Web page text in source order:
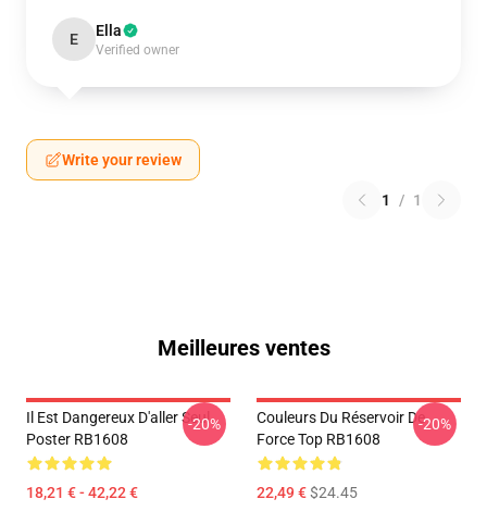
E Ella
Verified owner
Write your review
1 / 1
Meilleures ventes
Il Est Dangereux D'aller Seul
Poster RB1608
18,21 € - 42,22 €
-20%
Couleurs Du Réservoir De
Force Top RB1608
22,49 €$24.45
-20%